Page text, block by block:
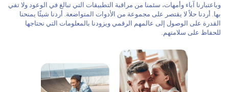
وباعتبارنا آباء وأمهات، سئمنا من مراقبة التطبيقات التي تبالغ في الوعود ولا تفي
بها. أردنا حلاً لا يقتصر على مجموعة من الأدوات المتواضعة. أردنا شيئًا يمنحنا
القدرة على الوصول إلى عالمهم الرقمي ويزودنا بالمعلومات التي نحتاجها
للحفاظ على سلامتهم.